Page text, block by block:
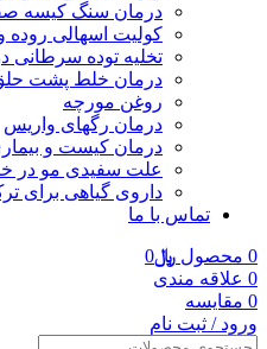
درمان سنگ کیسه
کولیت اسهالی روده
تخلیه توده سرطانی
درمان خلط پشت
روغن مورچه
درمان رگهای واریس
درمان کیست و
علت سفیدی مو در
داروی گیاهی برای
تماس با ما
0 محصول ﷼0
0 علاقه مندی
0 مقایسه
ورود / ثبت نام